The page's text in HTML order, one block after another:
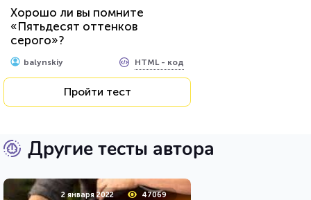
Хорошо ли вы помните
«Пятьдесят оттенков
серого»?
balynskiy HTML - код
Пройти тест
Другие тесты автора
2 января 2022 47069